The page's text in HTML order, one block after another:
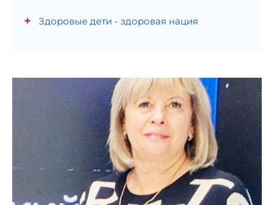
Здоровые дети - здоровая нация